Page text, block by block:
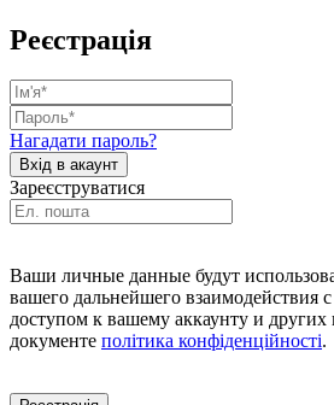
Реєстрація
Нагадати пароль?
Зареєструватися
Ваши личные данные будут
вашего дальнейшего взаимодействия
доступом к вашему аккаунту и
документе політика конфіденційності.